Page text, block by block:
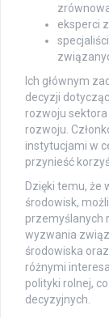
eksperci
Ich głównym
decyzji
rozwoju
rozwoju.
instytucjami w
przynieść
Dzięki temu, że
środowisk,
przemyślanych
wyzwania
środowiska
różnymi
polityki rolnej,
decyzyjnych.